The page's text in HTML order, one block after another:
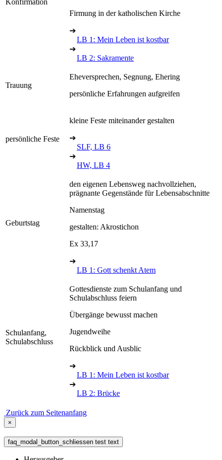
Firmung in der katholischen Kirche
➔
LB 1: Mein Leben ist kostbar
➔
LB 2: Sakramente
Trauung
Eheversprechen, Segnung, Ehering
persönliche Erfahrungen aufgreifen
persönliche Feste
kleine Feste miteinander gestalten
➔
SLF, LB 6
➔
HW, LB 4
Geburtstag
den eigenen Lebensweg nachvollziehen,
prägnante Gegenstände für Lebensabschnitte
Namenstag
gestalten: Akrostichon
Ex 33,17
➔
LB 1: Gott schenkt Atem
Schulanfang,
Schulabschluss
Gottesdienste zum Schulanfang und
Schulabschluss feiern
Übergänge bewusst machen
Jugendweihe
Rückblick und Ausblic
➔
LB 1: Mein Leben ist kostbar
➔
LB 2: Brücke
Zurück zum Seitenanfang
×
faq_modal_button_schliessen test text